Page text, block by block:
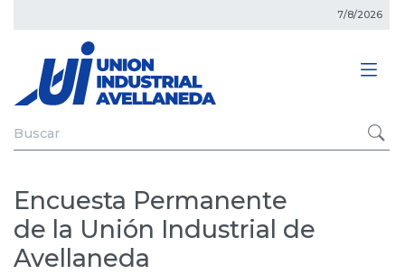
7/8/2026
Encuesta Permanente
de la Unión Industrial de
Avellaneda